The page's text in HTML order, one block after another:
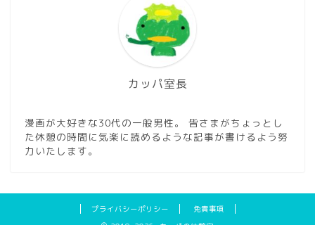
カッパ室長
漫画が大好きな30代の一般男性。 皆さまがちょっとし
た休憩の時間に気楽に読めるような記事が書けるよう努
力いたします。
プライバシーポリシー
免責事項